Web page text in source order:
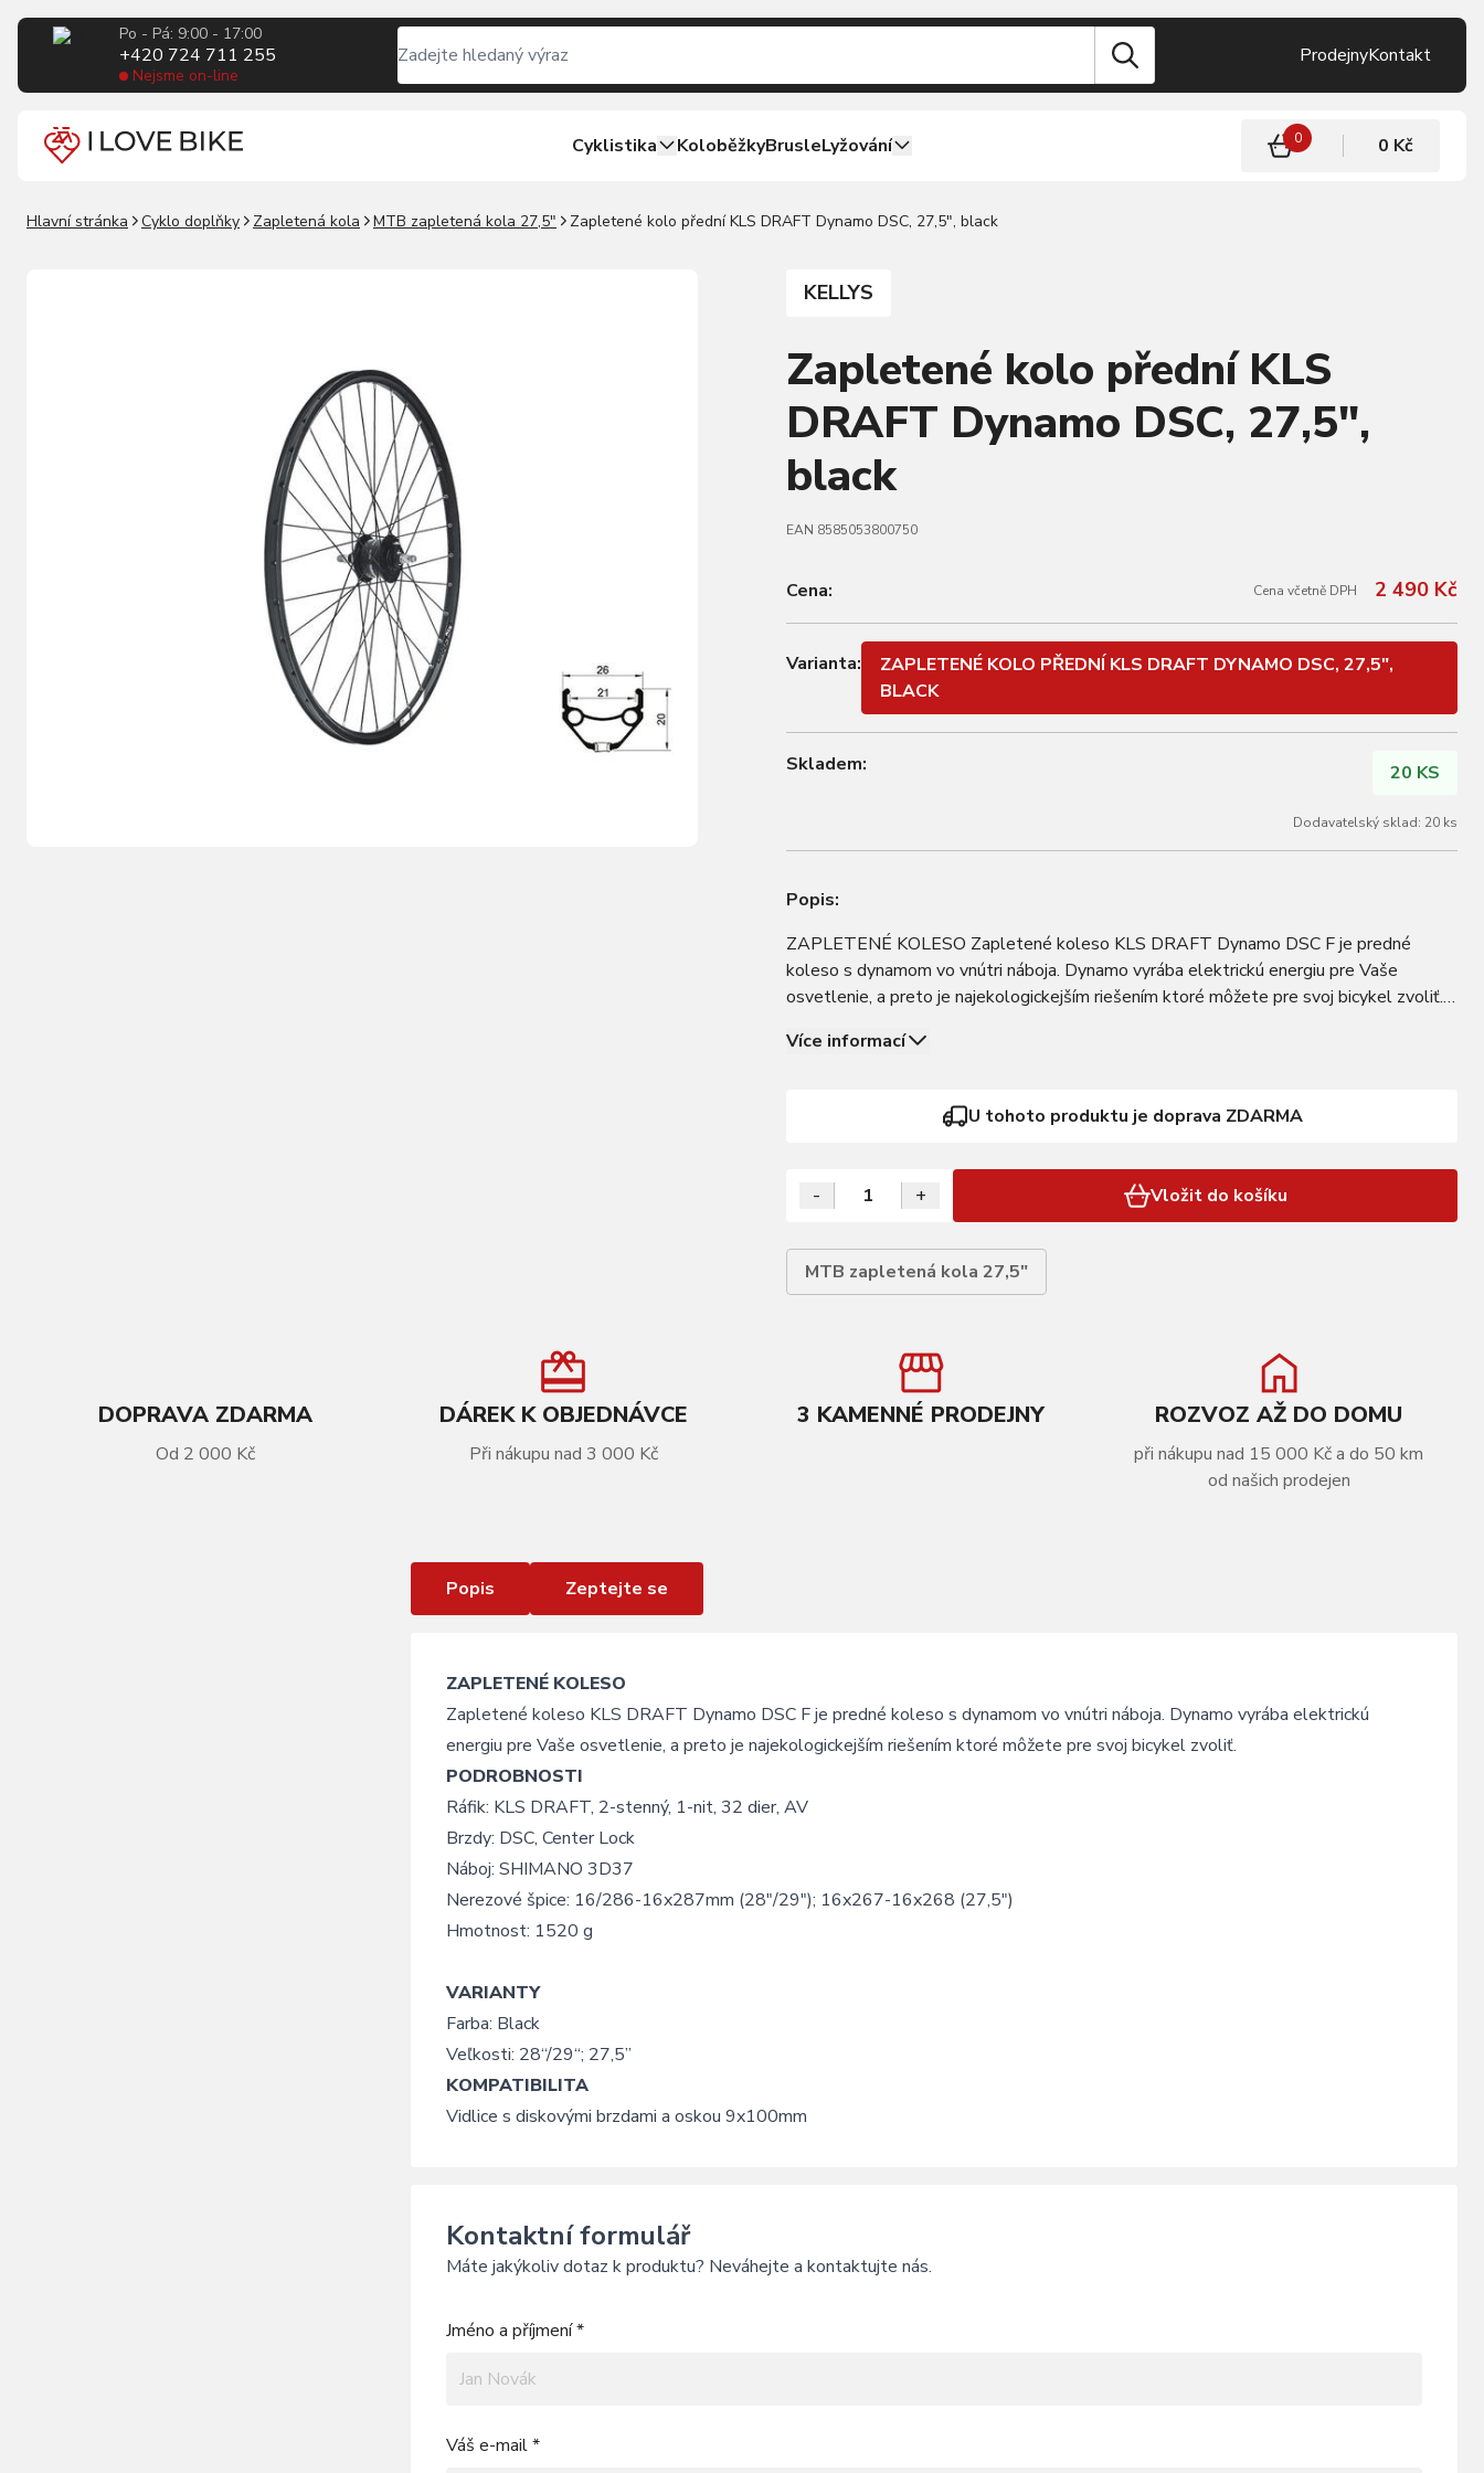
Po - Pá: 9:00 - 17:00
+420 724 711 255
Nejsme on-line
ProdejnyKontakt
Cyklistika KoloběžkyBrusleLyžování 0 0 Kč
Hlavní stránka Cyklo doplňky Zapletená kola MTB zapletená kola 27,5" Zapletené kolo přední KLS DRAFT Dynamo DSC, 27,5", black
KELLYS
Zapletené kolo přední KLS
DRAFT Dynamo DSC, 27,5",
black
EAN 8585053800750
Cena: Cena včetně DPH 2 490 Kč
Varianta:
ZAPLETENÉ KOLO PŘEDNÍ KLS DRAFT DYNAMO DSC, 27,5",
BLACK
Skladem: 20 KS
Dodavatelský sklad: 20 ks
Popis:
ZAPLETENÉ KOLESO Zapletené koleso KLS DRAFT Dynamo DSC F je predné
koleso s dynamom vo vnútri náboja. Dynamo vyrába elektrickú energiu pre Vaše
osvetlenie, a preto je najekologickejším riešením ktoré môžete pre svoj bicykel zvoliť.
Více informací
U tohoto produktu je doprava ZDARMA
- + Vložit do košíku
MTB zapletená kola 27,5"
DOPRAVA ZDARMA
Od 2 000 Kč
DÁREK K OBJEDNÁVCE
Při nákupu nad 3 000 Kč
3 KAMENNÉ PRODEJNY ROZVOZ AŽ DO DOMU
při nákupu nad 15 000 Kč a do 50 km
od našich prodejen
VÍCE INFORMACÍ
Popis Zeptejte se
ZAPLETENÉ KOLESO
Zapletené koleso KLS DRAFT Dynamo DSC F je predné koleso s dynamom vo vnútri náboja. Dynamo vyrába elektrickú
energiu pre Vaše osvetlenie, a preto je najekologickejším riešením ktoré môžete pre svoj bicykel zvoliť.
PODROBNOSTI
Ráfik: KLS DRAFT, 2-stenný, 1-nit, 32 dier, AV
Brzdy: DSC, Center Lock
Náboj: SHIMANO 3D37
Nerezové špice: 16/286-16x287mm (28"/29"); 16x267-16x268 (27,5")
Hmotnost: 1520 g
VARIANTY
Farba: Black
Veľkosti: 28“/29“; 27,5”
KOMPATIBILITA
Vidlice s diskovými brzdami a oskou 9x100mm
Kontaktní formulář
Máte jakýkoliv dotaz k produktu? Neváhejte a kontaktujte nás.
Jméno a příjmení *
Váš e-mail *